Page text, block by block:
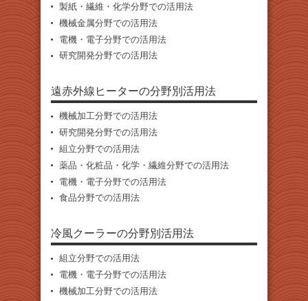
製紙・繊維・化学分野での活用法
機械金属分野での活用法
電機・電子分野での活用法
研究開発分野での活用法
遠赤外線ヒーターの分野別活用法
機械加工分野での活用法
研究開発分野での活用法
組立分野での活用法
薬品・化粧品・化学・繊維分野での活用法
電機・電子分野での活用法
食品分野での活用法
冷風クーラーの分野別活用法
組立分野での活用法
電機・電子分野での活用法
機械加工分野での活用法